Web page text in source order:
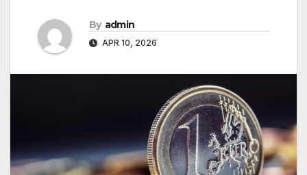
By admin
APR 10, 2026